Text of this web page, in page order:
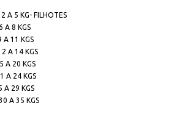
A 5 KG- FILHOTES
A 8 KGS
11 KGS
A 14 KGS
A 20 KGS
A 24 KGS
A 29 KGS
A 35 KGS